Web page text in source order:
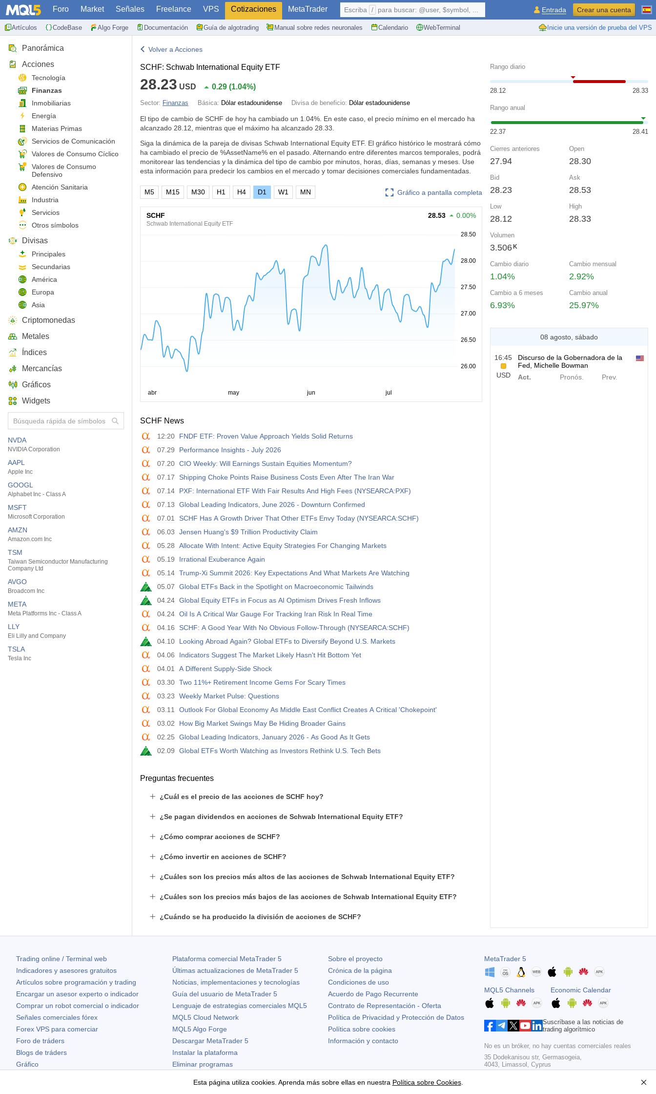
Foro Market Señales Freelance VPS Cotizaciones MetaTrader
Artículos CodeBase Algo Forge Documentación Guía de algotrading Manual sobre redes neuronales Calendario WebTerminal Inicie una versión de prueba del VPS
Escriba / para buscar: @user, $symbol, ... Entrada Crear una cuenta
Panorámica
Acciones
Tecnología
Finanzas
Inmobiliarias
Energía
Materias Primas
Servicios de Comunicación
Valores de Consumo Cíclico
Valores de Consumo
Defensivo
Atención Sanitaria
Industria
Servicios
Otros símbolos
Divisas
Principales
Secundarias
América
Europa
Asia
Criptomonedas
Metales
Índices
Mercancías
Gráficos
Widgets
NVDA
NVIDIA Corporation
AAPL
Apple Inc
GOOGL
Alphabet Inc - Class A
MSFT
Microsoft Corporation
AMZN
Amazon.com Inc
TSM
Taiwan Semiconductor Manufacturing
Company Ltd
AVGO
Broadcom Inc
META
Meta Platforms Inc - Class A
LLY
Eli Lilly and Company
TSLA
Tesla Inc
Volver a Acciones
SCHF: Schwab International Equity ETF
28.23 USD 0.29 (1.04%)
Sector: Finanzas Básica: Dólar estadounidense Divisa de beneficio: Dólar estadounidense
El tipo de cambio de SCHF de hoy ha cambiado un 1.04% . En este caso, el precio mínimo en el mercado ha
alcanzado 28.12, mientras que el máximo ha alcanzado 28.33.
Siga la dinámica de la pareja de divisas Schwab International Equity ETF. El gráfico histórico le mostrará cómo
ha cambiado el precio de %AssetName% en el pasado. Alternando entre diferentes marcos temporales, podrá
monitorear las tendencias y la dinámica del tipo de cambio por minutos, horas, días, semanas y meses. Use
esta información para predecir los cambios en el mercado y tomar decisiones comerciales fundamentadas.
Gráfico a pantalla completa
M5 M15 M30 H1 H4 D1 W1 MN
SCHF
Schwab International Equity ETF
28.53 0.00%
SCHF News
12:20
FNDF ETF: Proven Value Approach Yields Solid Returns
07.29
Performance Insights - July 2026
07.20 CIO Weekly: Will Earnings Sustain Equities Momentum?
07.17
Shipping Choke Points Raise Business Costs Even After The Iran War
07.14
PXF: International ETF With Fair Results And High Fees (NYSEARCA:PXF)
07.13
Global Leading Indicators, June 2026 - Downturn Confirmed
07.01
SCHF Has A Growth Driver That Other ETFs Envy Today (NYSEARCA:SCHF)
06.03
Jensen Huang's $9 Trillion Productivity Claim
05.28
Allocate With Intent: Active Equity Strategies For Changing Markets
05.19
Irrational Exuberance Again
05.14 Trump-Xi Summit 2026: Key Expectations And What Markets Are Watching
05.07
Global ETFs Back in the Spotlight on Macroeconomic Tailwinds
04.24 Global Equity ETFs in Focus as AI Optimism Drives Fresh Inflows
04.24 Oil Is A Critical War Gauge For Tracking Iran Risk In Real Time
04.16
SCHF: A Good Year With No Obvious Follow-Through (NYSEARCA:SCHF)
04.10
Looking Abroad Again? Global ETFs to Diversify Beyond U.S. Markets
04.06
Indicators Suggest The Market Likely Hasn't Hit Bottom Yet
04.01
A Different Supply-Side Shock
03.30 Two 11%+ Retirement Income Gems For Scary Times
03.23
Weekly Market Pulse: Questions
03.11
Outlook For Global Economy As Middle East Conflict Creates A Critical 'Chokepoint'
03.02
How Big Market Swings May Be Hiding Broader Gains
02.25
Global Leading Indicators, January 2026 - As Good As It Gets
02.09
Global ETFs Worth Watching as Investors Rethink U.S. Tech Bets
Preguntas frecuentes
¿Cuál es el precio de las acciones de SCHF hoy?
¿Se pagan dividendos en acciones de Schwab International Equity ETF?
¿Cómo comprar acciones de SCHF?
¿Cómo invertir en acciones de SCHF?
¿Cuáles son los precios más altos de las acciones de Schwab International Equity ETF?
¿Cuáles son los precios más bajos de las acciones de Schwab International Equity ETF?
¿Cuándo se ha producido la división de acciones de SCHF?
Rango diario
28.12 28.33
Rango anual
22.37 28.41
Cierres anteriores
27.94
Open
28.30
Bid
28.23
Ask
28.53
Low
28.12
High
28.33
Volumen
3.506 K
Cambio diario
1.04%
Cambio mensual
2.92%
Cambio a 6 meses
6.93%
Cambio anual
25.97%
08 agosto, sábado
16:45
USD
Discurso de la Gobernadora de la
Fed, Michelle Bowman
Act.
Pronós. Prev.
Trading online / Terminal web
Indicadores y asesores gratuitos
Artículos sobre programación y trading
Encargar un asesor experto o indicador
Comprar un robot comercial o indicador
Señales comerciales fórex
Forex VPS para comerciar
Foro de tráders
Blogs de tráders
Gráfico
Plataforma comercial MetaTrader 5
Últimas actualizaciones de MetaTrader 5
Noticias, implementaciones y tecnologías
Guía del usuario de MetaTrader 5
Lenguaje de estrategias comerciales MQL5
MQL5 Cloud Network
MQL5 Algo Forge
Descargar MetaTrader 5
Instalar la plataforma
Eliminar programas
Sobre el proyecto
Crónica de la página
Condiciones de uso
Acuerdo de Pago Recurrente
Contrato de Representación - Oferta
Política de Privacidad y Protección de Datos
Política sobre cookies
Información y contacto
MetaTrader 5
MQL5 Channels Economic Calendar
Suscríbase a las noticias de
trading algorítmico
No es un bróker, no hay cuentas comerciales reales
35 Dodekanisou str, Germasogeia,
4043, Limassol, Cyprus
Esta página utiliza cookies. Aprenda más sobre ellas en nuestra Política sobre Cookies.